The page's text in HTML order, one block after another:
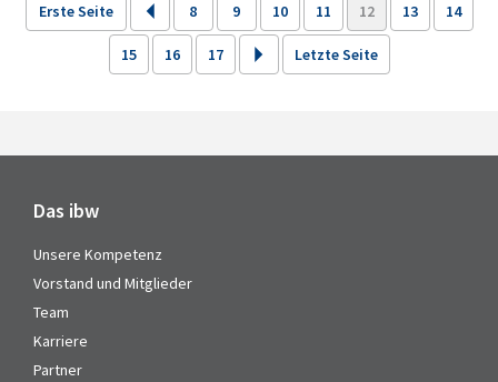
Erste Seite 8 9 10 11 12 13 14
15 16 17 Letzte Seite
Das ibw
Unsere Kompetenz
Vorstand und Mitglieder
Team
Karriere
Partner